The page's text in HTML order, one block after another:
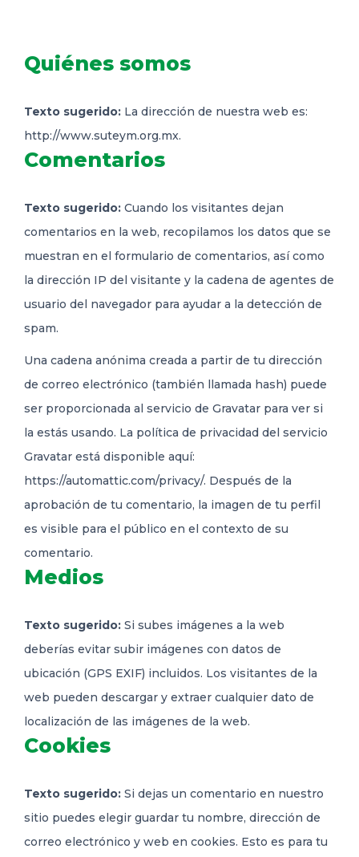
TRANSPARENCIA
Quiénes somos
Texto sugerido: La dirección de nuestra web es:
http://www.suteym.org.mx.
Comentarios
Texto sugerido: Cuando los visitantes dejan
comentarios en la web, recopilamos los datos que se
muestran en el formulario de comentarios, así como
la dirección IP del visitante y la cadena de agentes de
usuario del navegador para ayudar a la detección de
spam.
Una cadena anónima creada a partir de tu dirección
de correo electrónico (también llamada hash) puede
ser proporcionada al servicio de Gravatar para ver si
la estás usando. La política de privacidad del servicio
Gravatar está disponible aquí:
https://automattic.com/privacy/. Después de la
aprobación de tu comentario, la imagen de tu perfil
es visible para el público en el contexto de su
comentario.
Medios
Texto sugerido: Si subes imágenes a la web
deberías evitar subir imágenes con datos de
ubicación (GPS EXIF) incluidos. Los visitantes de la
web pueden descargar y extraer cualquier dato de
localización de las imágenes de la web.
Cookies
Texto sugerido: Si dejas un comentario en nuestro
sitio puedes elegir guardar tu nombre, dirección de
correo electrónico y web en cookies. Esto es para tu